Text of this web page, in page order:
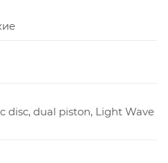
disc, dual piston, Light Wave